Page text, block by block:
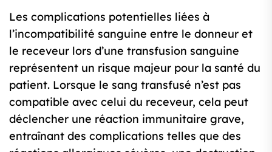
Les complications potentielles liées à
l’incompatibilité sanguine entre le donneur et
le receveur lors d’une transfusion sanguine
représentent un risque majeur pour la santé du
patient. Lorsque le sang transfusé n’est pas
compatible avec celui du receveur, cela peut
déclencher une réaction immunitaire grave,
entraînant des complications telles que des